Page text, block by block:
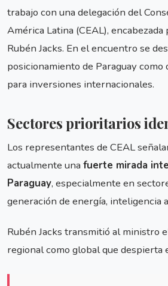
trabajo con una delegación del
América Latina (CEAL),
Rubén Jacks. En el encuentro se
posicionamiento de Paraguay
para inversiones internacionales.
Sectores prioritarios
Los representantes de CEAL
actualmente una fuerte mirada
Paraguay, especialmente en
generación de energía, inteligencia
Rubén Jacks transmitió al ministro
regional como global que despierta